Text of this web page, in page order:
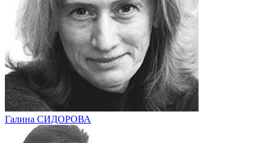
Галина СИДОРОВА